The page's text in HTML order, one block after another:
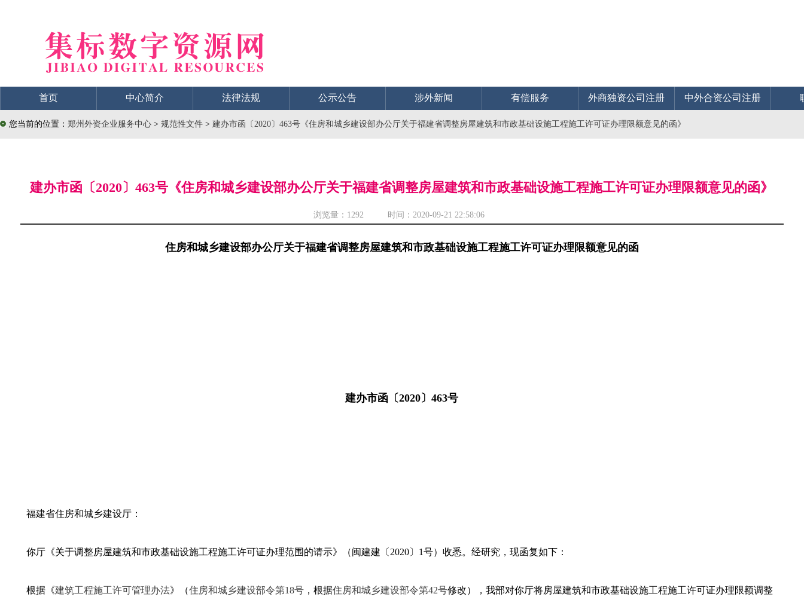
首页 中心简介 法律法规 公示公告 涉外新闻 有偿服务 外商独资公司注册 中外合资公司注册
您当前的位置： 郑州外资企业服务中心 > 规范性文件 > 建办市函〔2020〕463号《住房和城乡建设部办公厅关于福建省调整房屋建筑和市政基础设施工程施工许可证办理限额意见的函》
建办市函〔2020〕463号《住房和城乡建设部办公厅关于福建省调整房屋建筑和市政基础设施工程施工许可证办理限额意见的函》
浏览量： 1292 时间：2020-09-21 22:58:06
住房和城乡建设部办公厅关于福建省调整房屋建筑和市政基础设施工程施工许可证办理限额意见的函
建办市函〔2020〕463号
福建省住房和城乡建设厅：
你厅《关于调整房屋建筑和市政基础设施工程施工许可证办理范围的请示》（闽建建〔2020〕1号）收悉。经研究，现函复如下：
根据《建筑工程施工许可管理办法》（住房和城乡建设部令第18号，根据住房和城乡建设部令第42号修改），我部对你厅将房屋建筑和市政基础设施工程施工许可证办理限额调整